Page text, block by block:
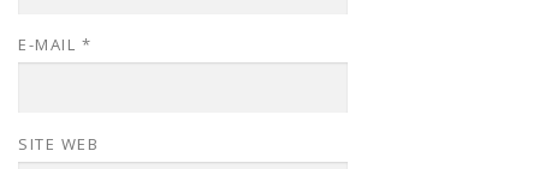
E-MAIL *
SITE WEB